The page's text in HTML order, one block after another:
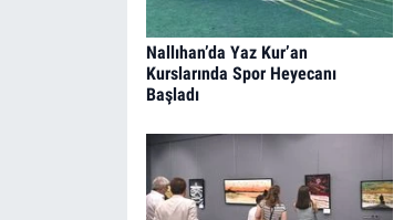
Nallıhan’da Yaz Kur’an
Kurslarında Spor Heyecanı
Başladı